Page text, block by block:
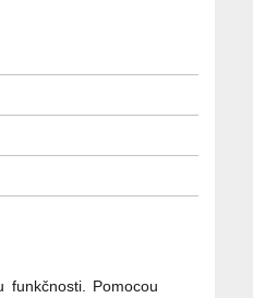
Pomocou